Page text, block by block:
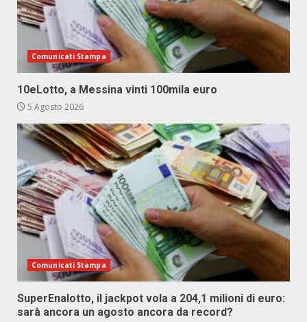
Comunicati Stampa
10eLotto, a Messina vinti 100mila euro
5 Agosto 2026
Comunicati Stampa
SuperEnalotto, il jackpot vola a 204,1 milioni di euro:
sarà ancora un agosto ancora da record?